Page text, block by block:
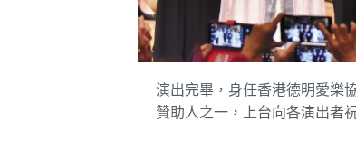
演出完畢，身任香港德明愛樂
贊助人之一，上台向各演出者